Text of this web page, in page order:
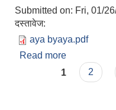
Submitted on: Fri, 01/
दस्तावेज:
aya byaya.pdf
Read more
Pages
1 2